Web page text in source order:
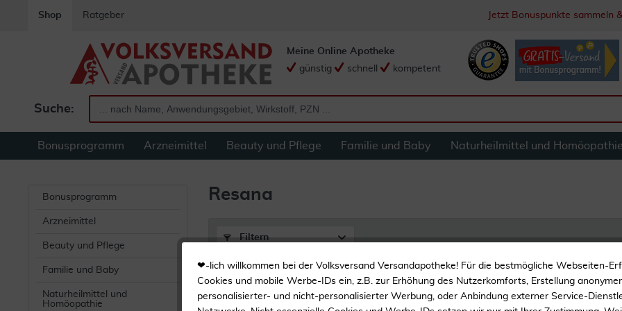
Shop Ratgeber Jetzt Bonuspunkte sammeln
Suche:
Meine Online Apotheke
günstig
schnell kompetent
Bonusprogramm Arzneimittel Beauty und Pflege Familie und Baby Naturheilmittel und Homöopathie
Bonusprogramm
Arzneimittel
Beauty und Pflege
Familie und Baby
Naturheilmittel und
Homöopathie
Resana
Filtern
Resana
❤-lich willkommen bei der Volksversand Versandapotheke! Für die bestmögliche Webseiten-
Cookies und mobile Werbe-IDs ein, z.B. zur Erhöhung des Nutzerkomforts, Erstellung
personalisierter- und nicht-personalisierter Werbung, oder Anbindung externer Service-